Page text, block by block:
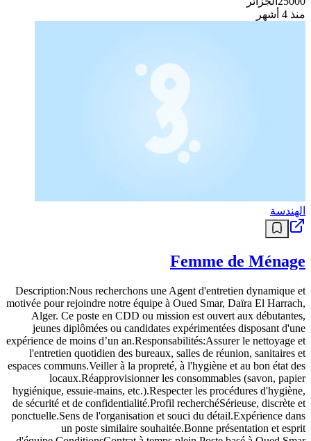
منذ 4 أشهر
الهندسة
Femme de Ménage
Description:Nous recherchons une Agent d'entretien dynamique et
motivée pour rejoindre notre équipe à Oued Smar, Daïra El Harrach,
Alger. Ce poste en CDD ou mission est ouvert aux débutantes,
jeunes diplômées ou candidates expérimentées disposant d'une
expérience de moins d’un an.Responsabilités:Assurer le nettoyage et
l'entretien quotidien des bureaux, salles de réunion, sanitaires et
espaces communs.Veiller à la propreté, à l'hygiène et au bon état des
locaux.Réapprovisionner les consommables (savon, papier
hygiénique, essuie-mains, etc.).Respecter les procédures d'hygiène,
de sécurité et de confidentialité.Profil recherchéSérieuse, discrète et
ponctuelle.Sens de l'organisation et souci du détail.Expérience dans
un poste similaire souhaitée.Bonne présentation et esprit